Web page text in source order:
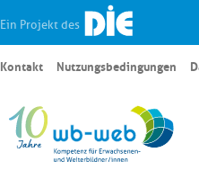
Ein Projekt des
Kontakt Nutzungsbedingungen